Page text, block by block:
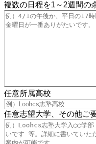
複数の日程を1～2週間の
任意所属高校
任意志望大学、その他ご